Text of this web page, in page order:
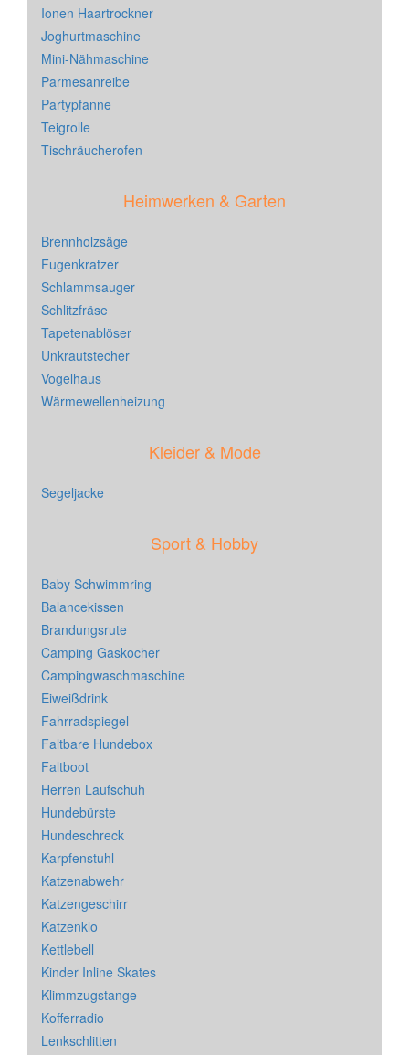
Ionen Haartrockner
Joghurtmaschine
Mini-Nähmaschine
Parmesanreibe
Partypfanne
Teigrolle
Tischräucherofen
Heimwerken & Garten
Brennholzsäge
Fugenkratzer
Schlammsauger
Schlitzfräse
Tapetenablöser
Unkrautstecher
Vogelhaus
Wärmewellenheizung
Kleider & Mode
Segeljacke
Sport & Hobby
Baby Schwimmring
Balancekissen
Brandungsrute
Camping Gaskocher
Campingwaschmaschine
Eiweißdrink
Fahrradspiegel
Faltbare Hundebox
Faltboot
Herren Laufschuh
Hundebürste
Hundeschreck
Karpfenstuhl
Katzenabwehr
Katzengeschirr
Katzenklo
Kettlebell
Kinder Inline Skates
Klimmzugstange
Kofferradio
Lenkschlitten